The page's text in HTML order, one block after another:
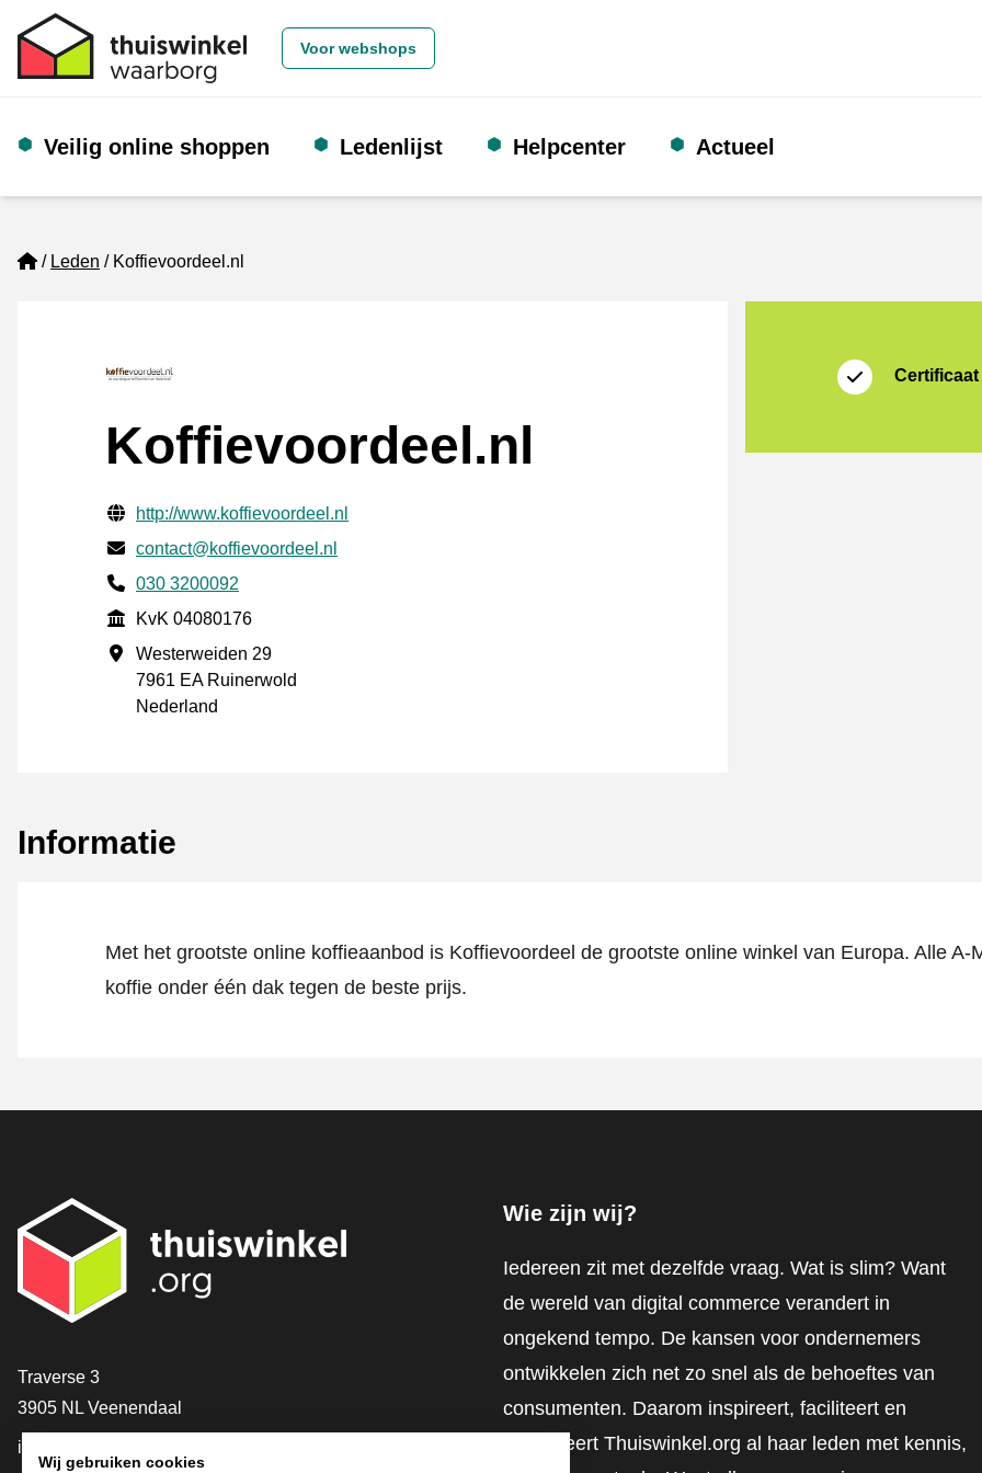
Voor webshops
Veilig online shoppen Ledenlijst Helpcenter Actueel
Home
Leden Koffievoordeel.nl
Koffievoordeel.nl
Gecontroleerde contactgegevens
Website URL
http://www.koffievoordeel.nl
E-mail
contact@koffievoordeel.nl
Telefoonnummer
030 3200092
KvK
KvK 04080176
Vestigingsadres
Westerweiden 29
7961 EA Ruinerwold
Nederland
Informatie
Met het grootste online koffieaanbod is Koffievoordeel de grootste online winkel van Europa. Alle A-
koffie onder één dak tegen de beste prijs.
Contact
Traverse 3
3905 NL Veenendaal
info@thuiswinkel.org
Wie zijn wij?
Iedereen zit met dezelfde vraag. Wat is slim? Want
de wereld van digital commerce verandert in
ongekend tempo. De kansen voor ondernemers
ontwikkelen zich net zo snel als de behoeftes van
consumenten. Daarom inspireert, faciliteert en
mobiliseert Thuiswinkel.org al haar leden met kennis,
Wij gebruiken cookies